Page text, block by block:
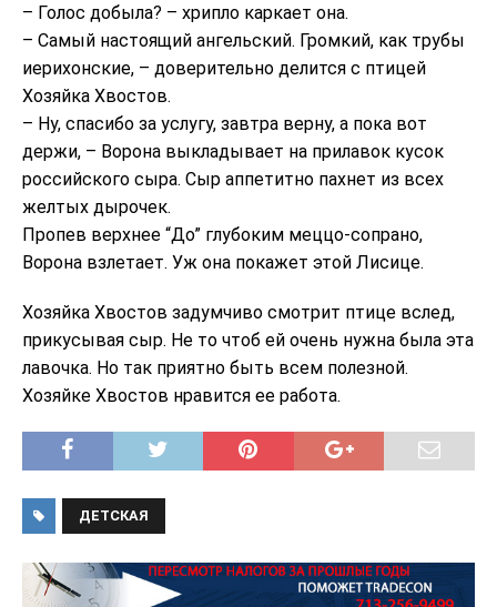
– Голос добыла? – хрипло каркает она.
– Самый настоящий ангельский. Громкий, как трубы
иерихонские, – доверительно делится с птицей
Хозяйка Хвостов.
– Ну, спасибо за услугу, завтра верну, а пока вот
держи, – Ворона выкладывает на прилавок кусок
российского сыра. Сыр аппетитно пахнет из всех
желтых дырочек.
Пропев верхнее “До” глубоким меццо-сопрано,
Ворона взлетает. Уж она покажет этой Лисице.
Хозяйка Хвостов задумчиво смотрит птице вслед,
прикусывая сыр. Не то чтоб ей очень нужна была эта
лавочка. Но так приятно быть всем полезной.
Хозяйке Хвостов нравится ее работа.
ДЕТСКАЯ